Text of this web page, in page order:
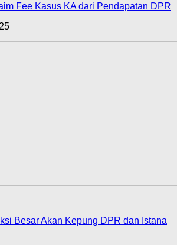
Fee Kasus KA dari Pendapatan DPR
Besar Akan Kepung DPR dan Istana